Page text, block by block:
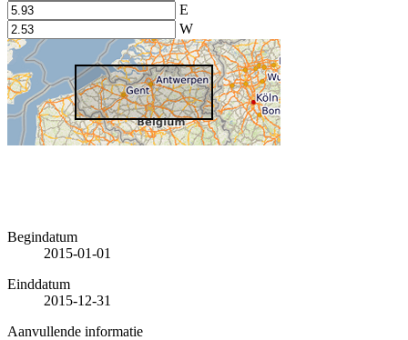
E
W
Begindatum
2015-01-01
Einddatum
2015-12-31
Aanvullende informatie